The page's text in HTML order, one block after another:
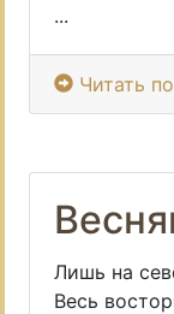
...
Читать
Лишь на
Весь